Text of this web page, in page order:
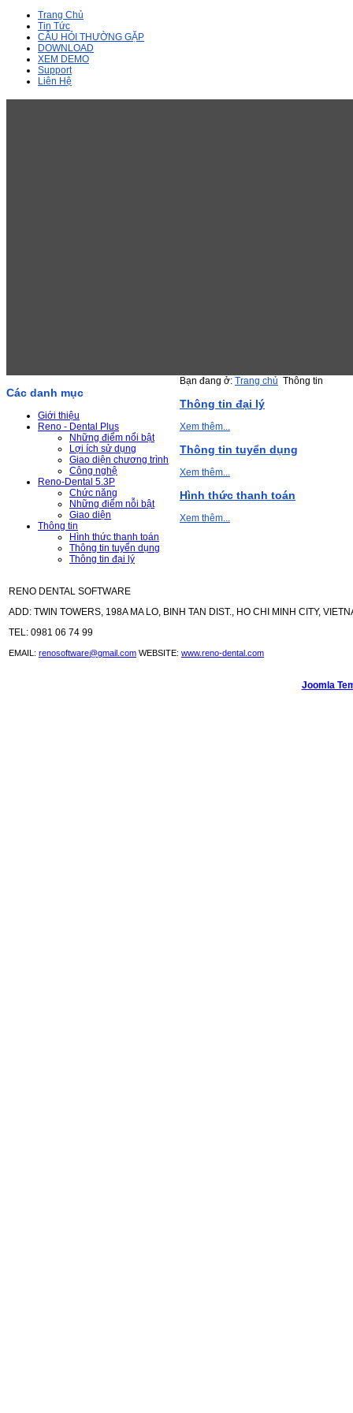
Trang Chủ
Tin Tức
CÂU HỎI THƯỜNG GẶP
DOWNLOAD
XEM DEMO
Support
Liên Hệ
Các danh mục
Giới thiệu
Reno - Dental Plus
Những điểm nổi bật
Lợi ích sử dụng
Giao diện chương trình
Công nghệ
Reno-Dental 5.3P
Chức năng
Những điểm nỗi bật
Giao diện
Thông tin
Hình thức thanh toán
Thông tin tuyển dụng
Thông tin đại lý
Bạn đang ở: Trang chủ Thông tin
Thông tin đại lý
Xem thêm...
Thông tin tuyển dụng
Xem thêm...
Hình thức thanh toán
Xem thêm...
RENO DENTAL SOFTWARE
ADD: TWIN TOWERS, 198A MA LO, BINH TAN DIST., HO CHI MINH CITY,
TEL: 0981 06 74 99
EMAIL: renosoftware@gmail.com WEBSITE: www.reno-dental.com
Joomla